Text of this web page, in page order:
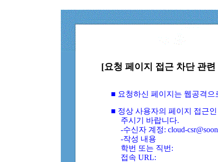
[요청 페이지 접근 차단 관
■ 요청하신 페이지는 웹공격
■ 정상 사용자의 페이지 접근
주시기 바랍니다.
-수신자 계정: cloud-
-작성 내용
학번 또는 직번:
접속 URL: